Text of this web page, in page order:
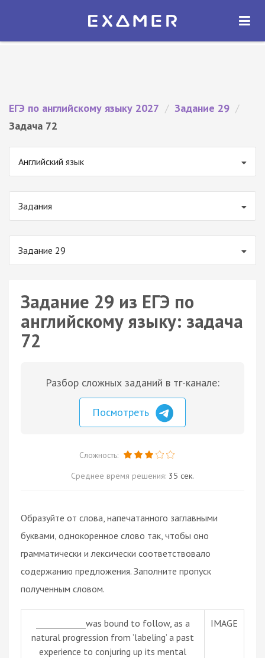
Экзамер — ЕГЭ 2027
ОТКРЫТЬ
ЕГЭ по английскому языку 2027 / Задание 29 /
Задача 72
Английский язык
Задания
Задание 29
Задание 29 из ЕГЭ по
английскому языку: задача
72
Разбор сложных заданий в тг-канале:
Посмотреть
Сложность:
Среднее время решения: 35 сек.
Образуйте от слова, напечатанного заглавными
буквами, однокоренное слово так, чтобы оно
грамматически и лексически соответствовало
содержанию предложения. Заполните пропуск
полученным словом.
____________was bound to follow, as a
natural progression from ’labeling’ a past
experience to conjuring up its mental
IMAGE